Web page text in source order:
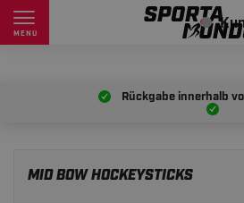
MENU
Rückgabe innerhalb
MID BOW HOCKEYSTICKS